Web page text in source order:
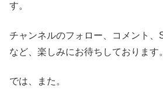
す。
チャンネルのフォロー、コメント、
など、楽しみにお待ちしております。
では、また。